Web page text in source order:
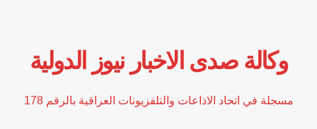
وكالة صدى الاخبار نيوز الدولية
مسجلة في اتحاد الاذاعات والتلفزيونات العراقية بالرقم 178